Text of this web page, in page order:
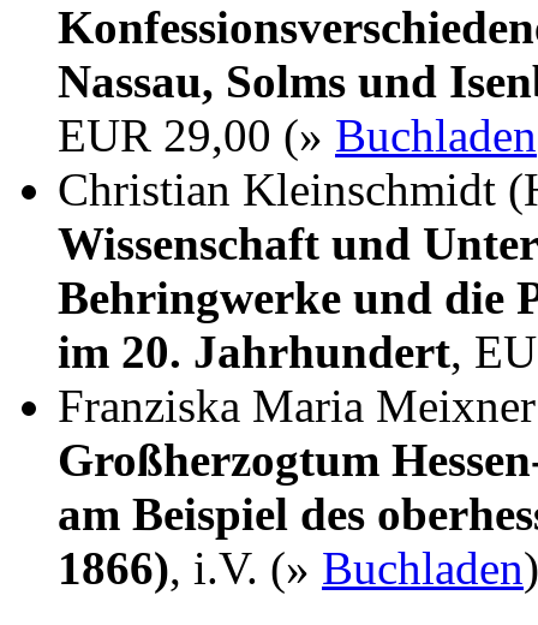
Nassau, Solms und
EUR 29,00 (» Buchladen
Christian Kleinschmidt
Wissenschaft und
Behringwerke und die
im 20. Jahrhundert,
Franziska Maria
Großherzogtum
am Beispiel des
1866), i.V. (» Buchladen)